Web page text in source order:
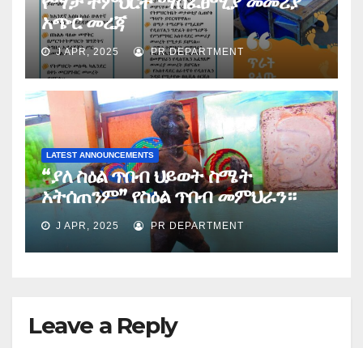
አጭር መረጃ
J APR, 2025 PR DEPARTMENT
LATEST ANNOUNCEMENTS
“ያለ ስዕል ጥበብ ህይወት ስሜት
አትሰጠንም” የስዕል ጥበብ መምህራን።
J APR, 2025 PR DEPARTMENT
Leave a Reply